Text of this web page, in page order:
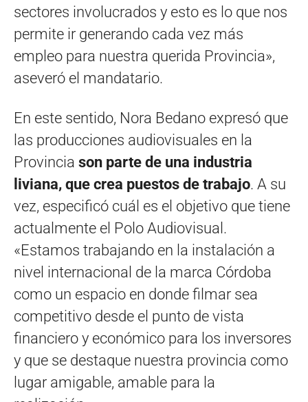
sectores involucrados y esto es lo que nos
permite ir generando cada vez más
empleo para nuestra querida Provincia»,
aseveró el mandatario.
En este sentido, Nora Bedano expresó que
las producciones audiovisuales en la
Provincia son parte de una industria
liviana, que crea puestos de trabajo. A su
vez, especificó cuál es el objetivo que tiene
actualmente el Polo Audiovisual.
«Estamos trabajando en la instalación a
nivel internacional de la marca Córdoba
como un espacio en donde filmar sea
competitivo desde el punto de vista
financiero y económico para los inversores
y que se destaque nuestra provincia como
lugar amigable, amable para la